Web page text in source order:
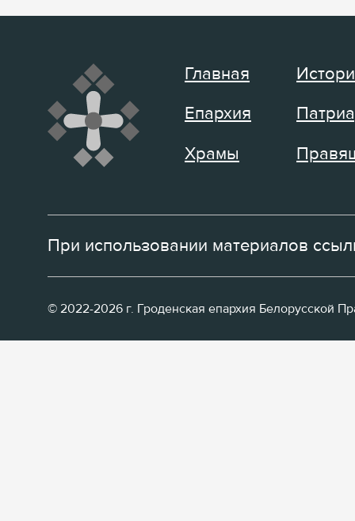
Главная
Епархия
Храмы
При использовании материалов
© 2022-2026 г. Гроденская епархия Белорусской